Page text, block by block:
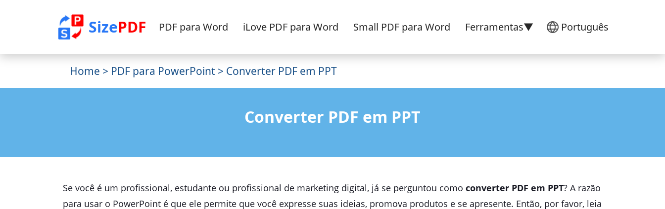
SizePDF Português
PDF para Word iLove PDF para Word Small PDF para Word Ferramentas▼
Home > PDF para PowerPoint > Converter PDF em PPT
Converter PDF em PPT
Se você é um profissional, estudante ou profissional de marketing digital, já se perguntou como converter PDF em PPT? A razão
para usar o PowerPoint é que ele permite que você expresse suas ideias, promova produtos e se apresente. Então, por favor, leia